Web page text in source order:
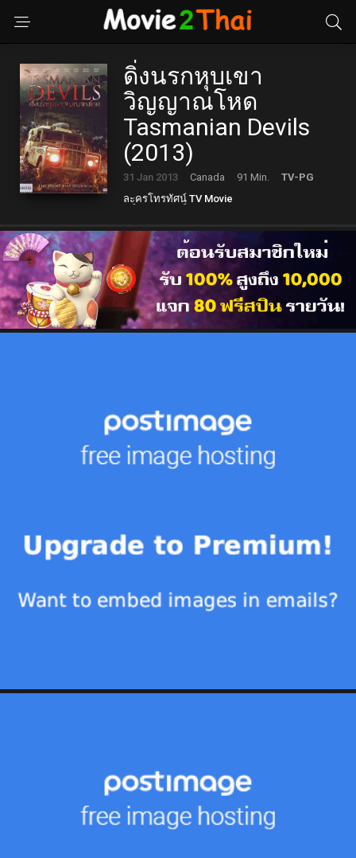
ดิ่งนรกหุบเขา
วิญญาณโหด
Tasmanian Devils
(2013)
31 Jan 2013 Canada 91 Min.
TV-PG
ละครโทรทัศน์ TV Movie